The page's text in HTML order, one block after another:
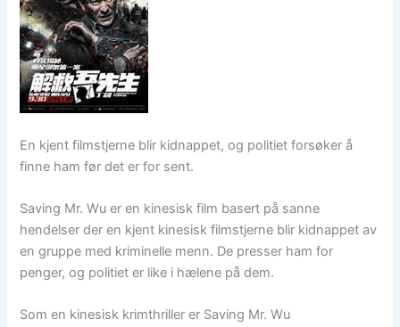
En kjent filmstjerne blir kidnappet, og politiet forsøker å
finne ham før det er for sent.
Saving Mr. Wu er en kinesisk film basert på sanne
hendelser der en kjent kinesisk filmstjerne blir kidnappet av
en gruppe med kriminelle menn. De presser ham for
penger, og politiet er like i hælene på dem.
Som en kinesisk krimthriller er Saving Mr. Wu